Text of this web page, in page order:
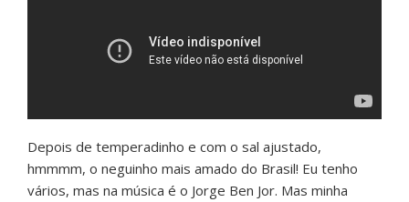
Depois de temperadinho e com o sal ajustado,
hmmmm, o neguinho mais amado do Brasil! Eu tenho
vários, mas na música é o Jorge Ben Jor. Mas minha